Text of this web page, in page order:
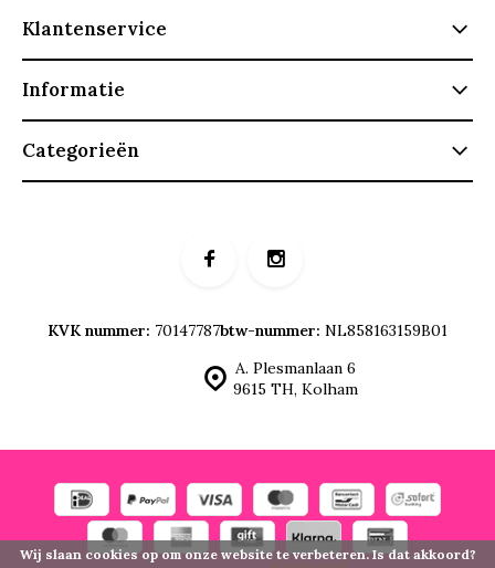
Klantenservice
Informatie
Categorieën
A. Plesmanlaan 6
9615 TH, Kolham
KVK nummer: 70147787btw-nummer: NL858163159B01
Wij slaan cookies op om onze website te verbeteren. Is dat akkoord?